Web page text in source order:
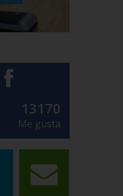
13170
Me gusta